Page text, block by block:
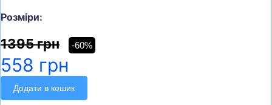
Розміри:
1395 грн -60%
558 грн
Додати в кошик